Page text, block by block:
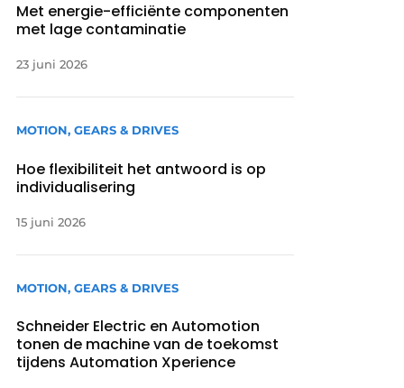
Met energie-efficiënte componenten
met lage contaminatie
23 juni 2026
MOTION, GEARS & DRIVES
Hoe flexibiliteit het antwoord is op
individualisering
15 juni 2026
MOTION, GEARS & DRIVES
Schneider Electric en Automotion
tonen de machine van de toekomst
tijdens Automation Xperience